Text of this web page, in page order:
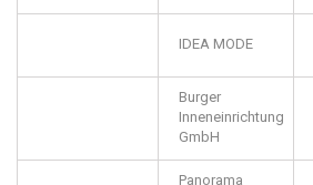
IDEA MODE
Burger
Inneneinrichtung
GmbH
Panorama